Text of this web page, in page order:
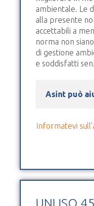
ambientale. Le
alla presente
accettabili a
norma non
di gestione
e soddisfatti
Asint può
Informatevi
UNI ISO